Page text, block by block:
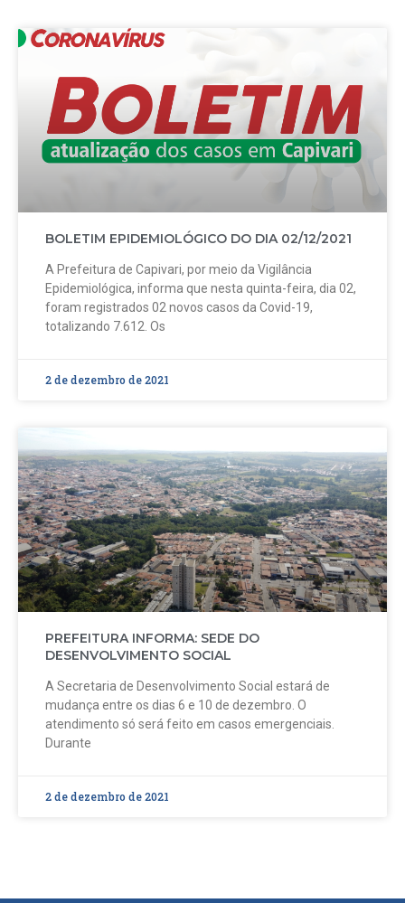
BOLETIM EPIDEMIOLÓGICO DO DIA 02/12/2021
A Prefeitura de Capivari, por meio da Vigilância
Epidemiológica, informa que nesta quinta-feira, dia 02,
foram registrados 02 novos casos da Covid-19,
totalizando 7.612. Os
2 de dezembro de 2021
PREFEITURA INFORMA: SEDE DO
DESENVOLVIMENTO SOCIAL
A Secretaria de Desenvolvimento Social estará de
mudança entre os dias 6 e 10 de dezembro. O
atendimento só será feito em casos emergenciais.
Durante
2 de dezembro de 2021